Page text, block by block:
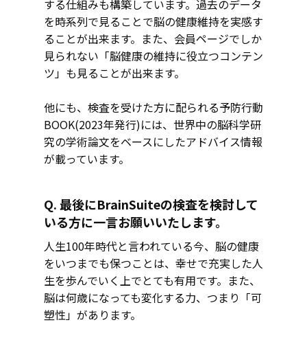
する仕組みも構築しています。過去のデータ
を時系列で見ることで脳の健康維持を実感す
ることが出来ます。また、会員ページでしか
見られない「脳健康の維持に役立つコンテン
ツ」も見ることが出来ます。
他にも、検査を受けた方に配られる予防行動
BOOK(2023年発行)には、世界中の脳科学研
究の学術論文をベースにしたアドバイス情報
が載っています。
Q. 最後にBrainSuiteの検査を検討して
いる方に一言お願いいたします。
人生100年時代と言われている今、脳の健康
をいつまでも保つことは、幸せで充実した人
生を歩んでいく上でとても有用です。また、
脳は何歳になっても変化する力、つまり「可
塑性」があります。